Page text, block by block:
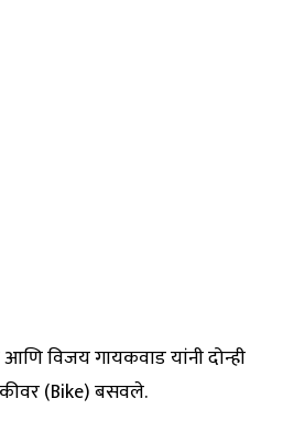
विजय गायकवाड यांनी दोन्ही
(Bike) बसवले.